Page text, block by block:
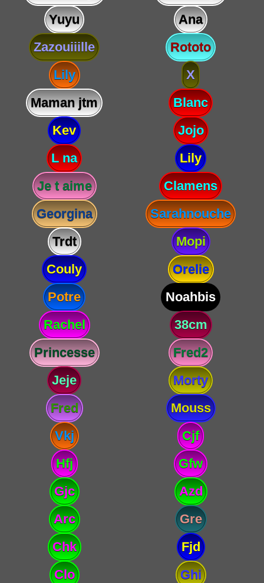
Yuyu
Ana
Zazouiiille
Rototo
Lily
X
Maman jtm
Blanc
Kev
Jojo
L na
Lily
Je t aime
Clamens
Georgina
Sarahnouche
Trdt
Mopi
Couly
Orelie
Potre
Noahbis
Rachel
38cm
Princesse
Fred2
Jeje
Morty
Fred
Mouss
Vkj
Cjf
Hfj
Gfw
Gjc
Azd
Arc
Gre
Chk
Fjd
Clo
Ghi